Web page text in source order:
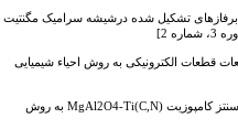
تشکیل شده درشیشه سرامیک مگنتیت
قطعات الکترونیکی به روش احیاء شیمیایی
تأثیر نوع کربن و دما بر سنتز کامپوزیت MgAl2O4-Ti(C,N) به روش